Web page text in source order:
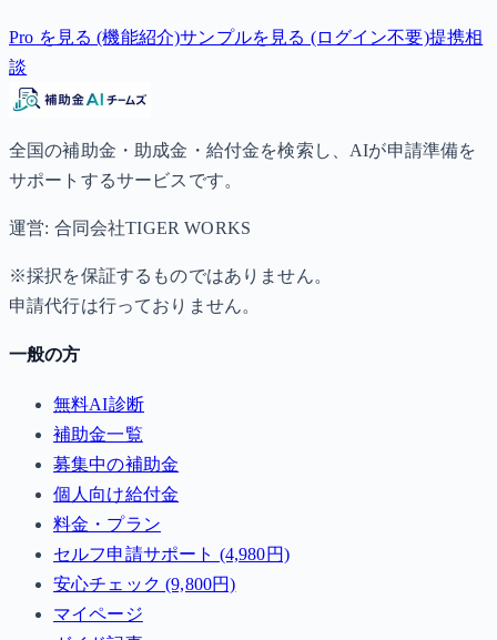
Pro を見る (機能紹介)サンプルを見る (ログイン不要)提携相
談
全国の補助金・助成金・給付金を検索し、AIが申請準備を
サポートするサービスです。
運営: 合同会社TIGER WORKS
※採択を保証するものではありません。
申請代行は行っておりません。
一般の方
無料AI診断
補助金一覧
募集中の補助金
個人向け給付金
料金・プラン
セルフ申請サポート (4,980円)
安心チェック (9,800円)
マイページ